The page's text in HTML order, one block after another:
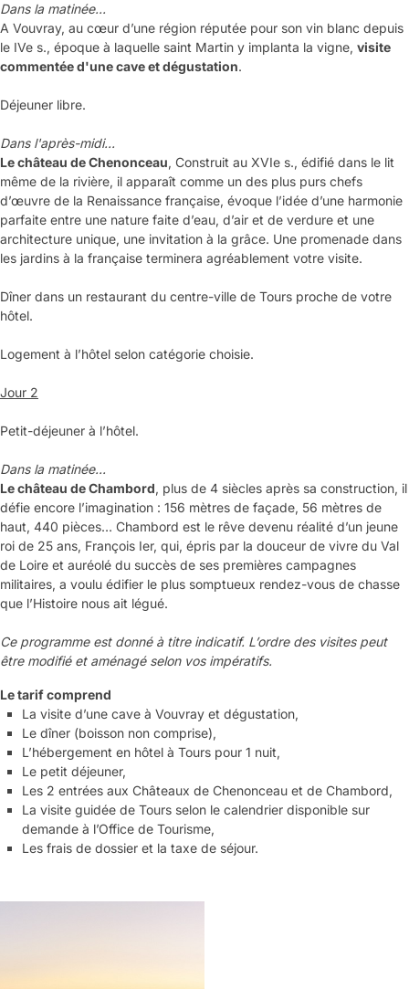
Dans la matinée...
A Vouvray, au cœur d’une région réputée pour son vin blanc depuis
le IVe s., époque à laquelle saint Martin y implanta la vigne, visite
commentée d'une cave et dégustation.
Déjeuner libre.
Dans l'après-midi...
Le château de Chenonceau, Construit au XVIe s., édifié dans le lit
même de la rivière, il apparaît comme un des plus purs chefs
d’œuvre de la Renaissance française, évoque l’idée d’une harmonie
parfaite entre une nature faite d’eau, d’air et de verdure et une
architecture unique, une invitation à la grâce. Une promenade dans
les jardins à la française terminera agréablement votre visite.
Dîner dans un restaurant du centre-ville de Tours proche de votre
hôtel.
Logement à l’hôtel selon catégorie choisie.
Jour 2
Petit-déjeuner à l’hôtel.
Dans la matinée...
Le château de Chambord, plus de 4 siècles après sa construction, il
défie encore l’imagination : 156 mètres de façade, 56 mètres de
haut, 440 pièces… Chambord est le rêve devenu réalité d’un jeune
roi de 25 ans, François Ier, qui, épris par la douceur de vivre du Val
de Loire et auréolé du succès de ses premières campagnes
militaires, a voulu édifier le plus somptueux rendez-vous de chasse
que l’Histoire nous ait légué.
Ce programme est donné à titre indicatif. L’ordre des visites peut
être modifié et aménagé selon vos impératifs.
Le tarif comprend
La visite d’une cave à Vouvray et dégustation,
Le dîner (boisson non comprise),
L’hébergement en hôtel à Tours pour 1 nuit,
Le petit déjeuner,
Les 2 entrées aux Châteaux de Chenonceau et de Chambord,
La visite guidée de Tours selon le calendrier disponible sur
demande à l’Office de Tourisme,
Les frais de dossier et la taxe de séjour.